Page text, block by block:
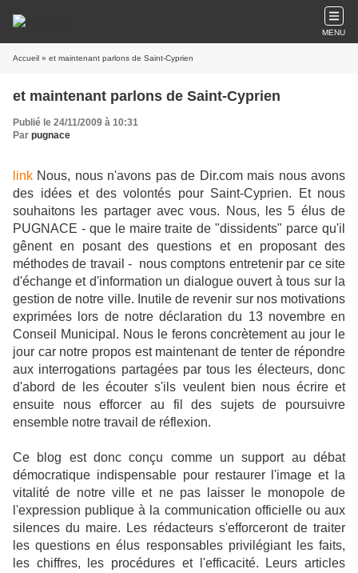
MENU
Accueil » et maintenant parlons de Saint-Cyprien
et maintenant parlons de Saint-Cyprien
Publié le 24/11/2009 à 10:31
Par pugnace
link Nous, nous n'avons pas de Dir.com mais nous avons
des idées et des volontés pour Saint-Cyprien. Et nous
souhaitons les partager avec vous. Nous, les 5 élus de
PUGNACE - que le maire traite de "dissidents" parce qu'il
gênent en posant des questions et en proposant des
méthodes de travail - nous comptons entretenir par ce site
d'échange et d'information un dialogue ouvert à tous sur la
gestion de notre ville. Inutile de revenir sur nos motivations
exprimées lors de notre déclaration du 13 novembre en
Conseil Municipal. Nous le ferons concrètement au jour le
jour car notre propos est maintenant de tenter de répondre
aux interrogations partagées par tous les électeurs, donc
d'abord de les écouter s'ils veulent bien nous écrire et
ensuite nous efforcer au fil des sujets de poursuivre
ensemble notre travail de réflexion.
Ce blog est donc conçu comme un support au débat
démocratique indispensable pour restaurer l'image et la
vitalité de notre ville et ne pas laisser le monopole de
l'expression publique à la communication officielle ou aux
silences du maire. Les rédacteurs s'efforceront de traiter
les questions en élus responsables privilégiant les faits,
les chiffres, les procédures et l'efficacité. Leurs articles